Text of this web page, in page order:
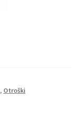
, Otroški